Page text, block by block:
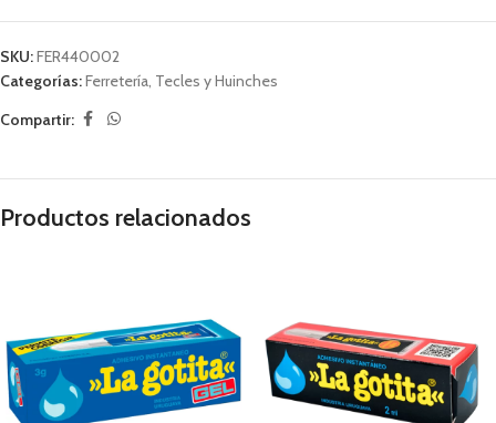
SKU:FER440002
Categorías:Ferretería, Tecles y Huinches
Compartir:
Productos relacionados